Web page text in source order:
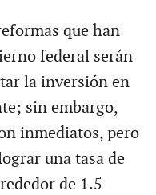
que han
federal serán
la inversión en
sin embargo,
inmediatos, pero
una tasa de
de 1.5